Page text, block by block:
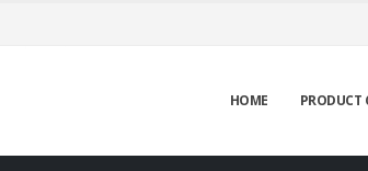
rosso (20.000 CHF) che in acciaio inossidabile
portoghese.
HOME PRODUCT